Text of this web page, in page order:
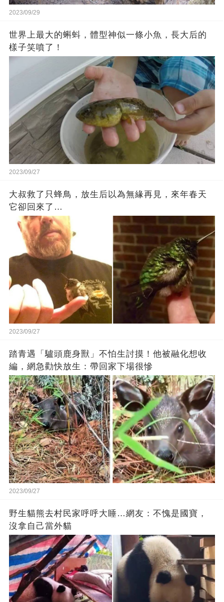
2023/09/29
世界上最大的蝌蚪，體型神似一條小魚，長大后的
樣子笑噴了！
2023/09/27
大叔救了只蜂鳥，放生后以為無緣再見，來年春天
它卻回來了…
2023/09/27
踏青遇「驢頭鹿身獸」不怕生討摸！他被融化想收
編，網急勸快放生：帶回家下場很慘
2023/09/27
野生貓熊去村民家呼呼大睡…網友：不愧是國寶，
沒拿自己當外貓